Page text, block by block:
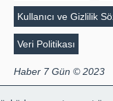
Kullanıcı ve Gizlilik
Veri Politikası
Haber 7 Gün © 2023